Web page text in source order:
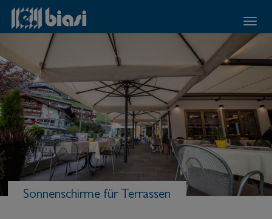
Sonnenschirme für Terrassen